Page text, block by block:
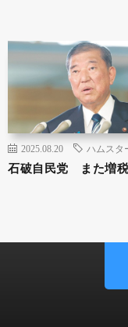
2025.08.20 ハムスタ
石破自民党 また増税